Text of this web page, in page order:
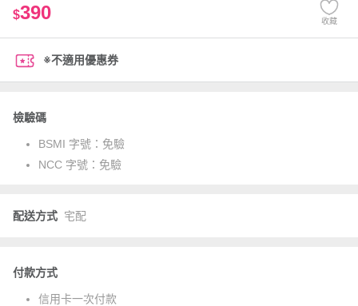
$390 收藏
※不適用優惠券
檢驗碼
BSMI 字號： 免驗
NCC 字號： 免驗
配送方式 宅配
付款方式
信用卡一次付款